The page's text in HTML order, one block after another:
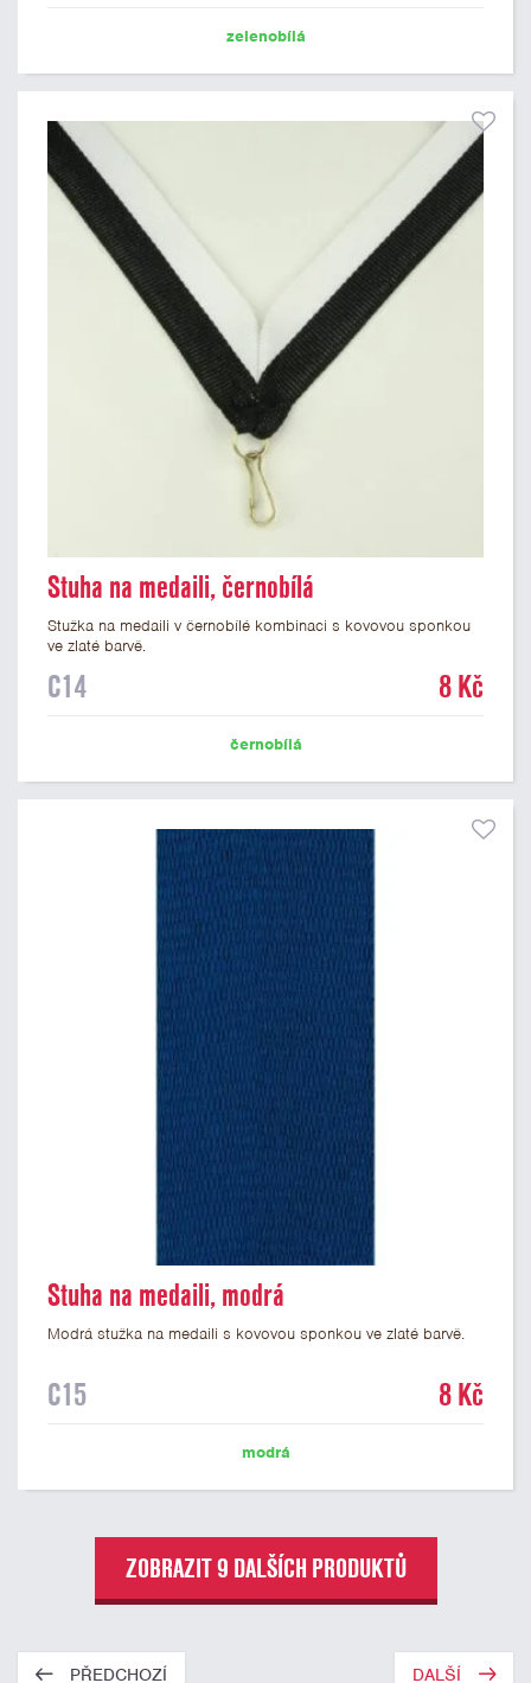
zelenobílá
Stuha na medaili, černobílá
Stužka na medaili v černobílé kombinaci s kovovou sponkou
ve zlaté barvě.
C14 8 Kč
černobílá
Stuha na medaili, modrá
Modrá stužka na medaili s kovovou sponkou ve zlaté barvě.
C15 8 Kč
modrá
ZOBRAZIT 9 DALŠÍCH PRODUKTŮ
PŘEDCHOZÍ DALŠÍ